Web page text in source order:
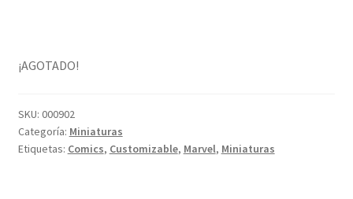
¡AGOTADO!
SKU: 000902
Categoría: Miniaturas
Etiquetas: Comics, Customizable, Marvel, Miniaturas